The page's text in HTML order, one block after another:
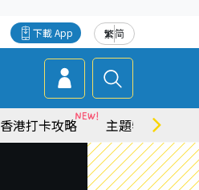
繁简
下載 App
香港打卡攻略 主題特集